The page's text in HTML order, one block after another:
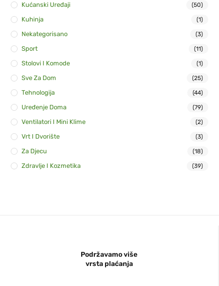
Kućanski Uređaji (50)
Kuhinja (1)
Nekategorisano (3)
Sport (11)
Stolovi I Komode (1)
Sve Za Dom (25)
Tehnologija (44)
Uređenje Doma (79)
Ventilatori I Mini Klime (2)
Vrt I Dvorište (3)
Za Djecu (18)
Zdravlje I Kozmetika (39)
Podržavamo više
vrsta plaćanja